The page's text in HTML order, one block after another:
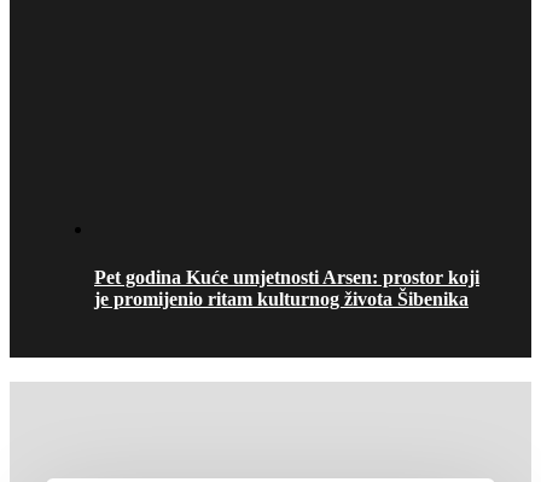
Pet godina Kuće umjetnosti Arsen: prostor koji
je promijenio ritam kulturnog života Šibenika